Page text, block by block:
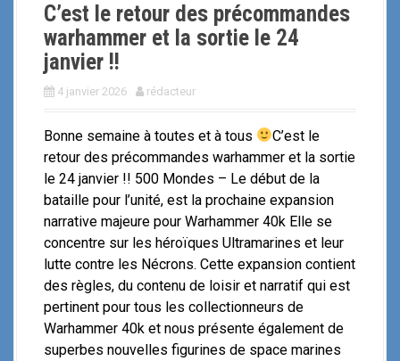
C’est le retour des précommandes
warhammer et la sortie le 24
janvier !!
4 janvier 2026 rédacteur
Bonne semaine à toutes et à tous
C’est le
retour des précommandes warhammer et la sortie
le 24 janvier !! 500 Mondes – Le début de la
bataille pour l’unité, est la prochaine expansion
narrative majeure pour Warhammer 40k Elle se
concentre sur les héroïques Ultramarines et leur
lutte contre les Nécrons. Cette expansion contient
des règles, du contenu de loisir et narratif qui est
pertinent pour tous les collectionneurs de
Warhammer 40k et nous présente également de
superbes nouvelles figurines de space marines